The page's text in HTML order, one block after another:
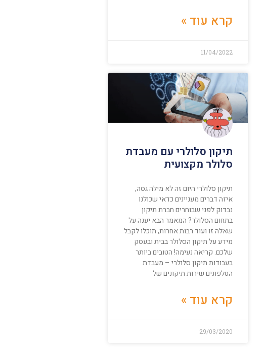
קרא עוד »
11/04/2022
תיקון סלולרי עם מעבדת
סלולר מקצועית
תיקון סלולרי היום זה לא מילה גסה,
איזה דברים מעניינים כדאי שכולנו
נבדוק לפני שבוחרים חברת תיקון
בתחום הסלולר? המאמר הבא יענה על
שאלה זו ועוד רבות אחרות, תוכלו לקבל
מידע על תיקון הסלולר בבית ובעסק
שלכם. קריאה נעימה! הטובים ביותר
בעבודות תיקון סלולרי – מעבדת
הטלפונים שירות תיקונים של
קרא עוד »
29/03/2020